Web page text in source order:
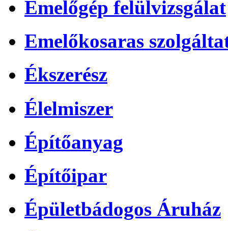
Emelőgép felülvizsgálat
Emelőkosaras
Ékszerész
Élelmiszer
Építőanyag
Építőipar
Épületbádogos Áruház